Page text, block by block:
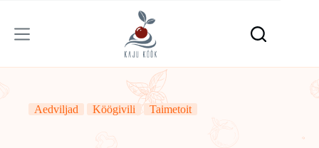
content
Aedviljad Köögivili Taimetoit